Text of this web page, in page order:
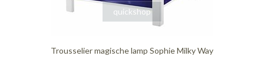
quickshop
Trousselier magische lamp Sophie Milky Way